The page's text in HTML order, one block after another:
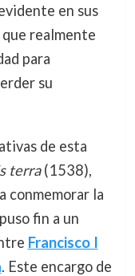
en sus
realmente
para
su
de esta
terra(1538),
conmemorar la
fin a un
Francisco I
. Este encargo de